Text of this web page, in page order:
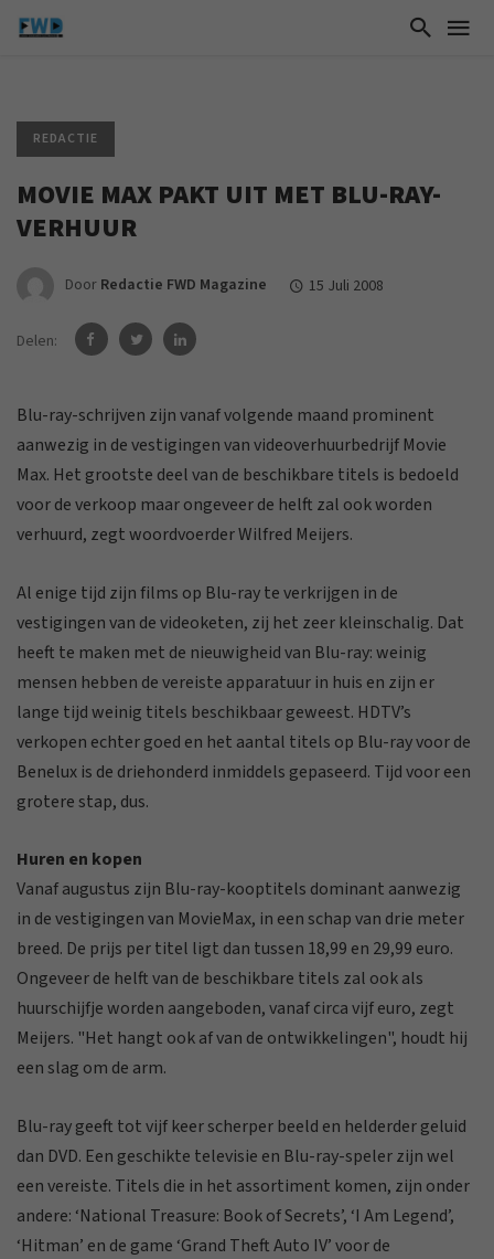
REDACTIE
MOVIE MAX PAKT UIT MET BLU-RAY-
VERHUUR
Door Redactie FWD Magazine 15 Juli 2008
Delen:
Blu-ray-schrijven zijn vanaf volgende maand prominent
aanwezig in de vestigingen van videoverhuurbedrijf Movie
Max. Het grootste deel van de beschikbare titels is bedoeld
voor de verkoop maar ongeveer de helft zal ook worden
verhuurd, zegt woordvoerder Wilfred Meijers.
Al enige tijd zijn films op Blu-ray te verkrijgen in de
vestigingen van de videoketen, zij het zeer kleinschalig. Dat
heeft te maken met de nieuwigheid van Blu-ray: weinig
mensen hebben de vereiste apparatuur in huis en zijn er
lange tijd weinig titels beschikbaar geweest. HDTV’s
verkopen echter goed en het aantal titels op Blu-ray voor de
Benelux is de driehonderd inmiddels gepaseerd. Tijd voor een
grotere stap, dus.
Huren en kopen
Vanaf augustus zijn Blu-ray-kooptitels dominant aanwezig
in de vestigingen van MovieMax, in een schap van drie meter
breed. De prijs per titel ligt dan tussen 18,99 en 29,99 euro.
Ongeveer de helft van de beschikbare titels zal ook als
huurschijfje worden aangeboden, vanaf circa vijf euro, zegt
Meijers. "Het hangt ook af van de ontwikkelingen", houdt hij
een slag om de arm.
Blu-ray geeft tot vijf keer scherper beeld en helderder geluid
dan DVD. Een geschikte televisie en Blu-ray-speler zijn wel
een vereiste. Titels die in het assortiment komen, zijn onder
andere: ‘National Treasure: Book of Secrets’, ‘I Am Legend’,
‘Hitman’ en de game ‘Grand Theft Auto IV’ voor de